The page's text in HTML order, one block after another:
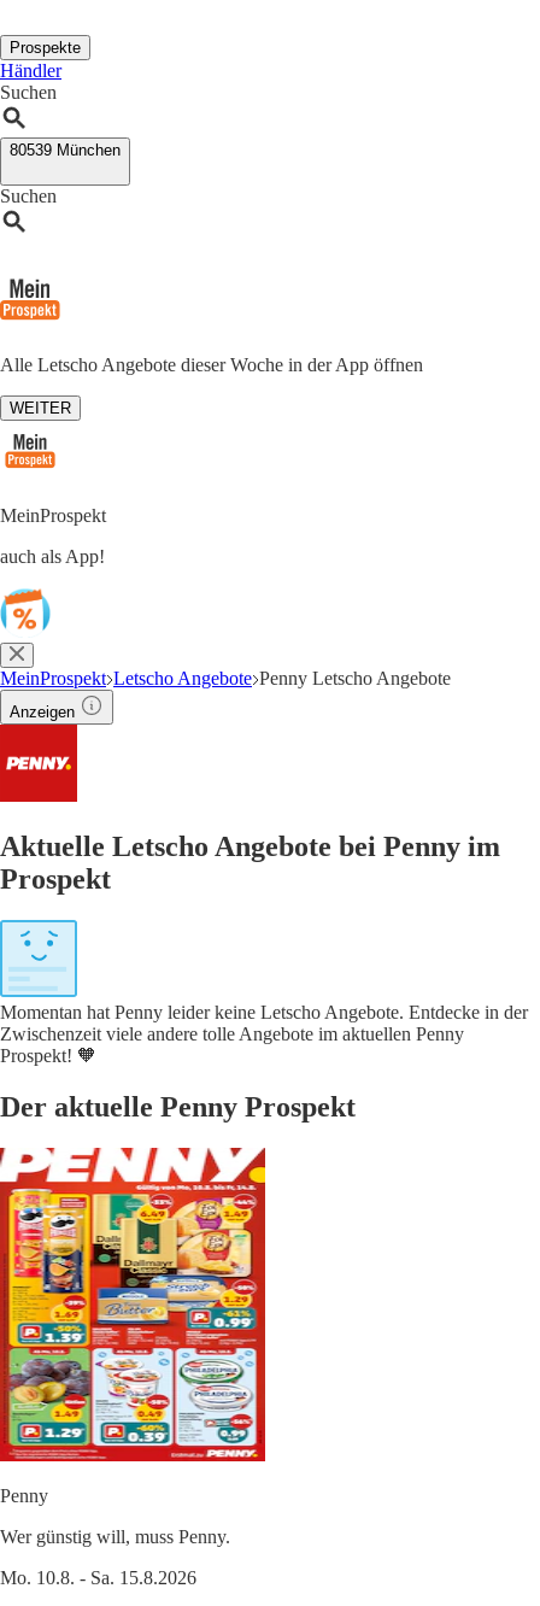
Prospekte
Händler
Suchen
80539 München
Suchen
Alle Letscho Angebote dieser Woche in der App öffnen
WEITER
MeinProspekt
auch als App!
MeinProspekt Letscho Angebote Penny Letscho Angebote
Anzeigen
Aktuelle Letscho Angebote bei Penny im
Prospekt
Momentan hat Penny leider keine Letscho Angebote. Entdecke in der
Zwischenzeit viele andere tolle Angebote im aktuellen Penny
Prospekt! 🧡
Der aktuelle Penny Prospekt
Penny
Wer günstig will, muss Penny.
Mo. 10.8. - Sa. 15.8.2026